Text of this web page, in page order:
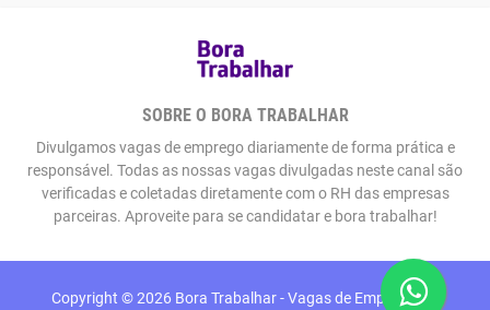
SOBRE O BORA TRABALHAR
Divulgamos vagas de emprego diariamente de forma prática e
responsável. Todas as nossas vagas divulgadas neste canal são
verificadas e coletadas diretamente com o RH das empresas
parceiras. Aproveite para se candidatar e bora trabalhar!
Copyright ©2026 Bora Trabalhar - Vagas de Emprego em